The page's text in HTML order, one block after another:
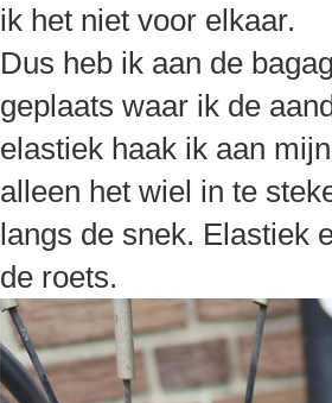
ik het niet voor elkaar.
Dus heb ik aan de
geplaats waar ik de
elastiek haak ik aan
alleen het wiel in te
langs de snek. Elastiek
de roets.